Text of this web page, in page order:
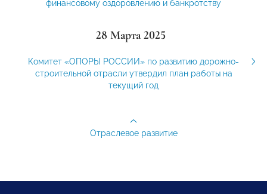
финансовому оздоровлению и банкротству
28 Марта 2025
Комитет «ОПОРЫ РОССИИ» по развитию дорожно-
строительной отрасли утвердил план работы на
текущий год
Отраслевое развитие